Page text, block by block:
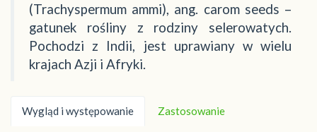
(Trachyspermum ammi), ang. carom seeds –
gatunek rośliny z rodziny selerowatych.
Pochodzi z Indii, jest uprawiany w wielu
krajach Azji i Afryki.
Wygląd i występowanie Zastosowanie